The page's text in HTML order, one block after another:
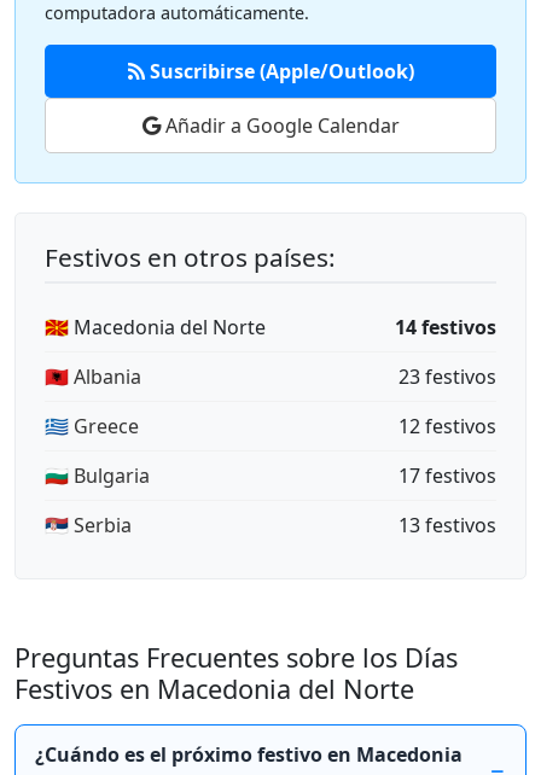
computadora automáticamente.
Suscribirse (Apple/Outlook)
Añadir a Google Calendar
Festivos en otros países:
🇲🇰 Macedonia del Norte
14 festivos
🇦🇱 Albania
23 festivos
🇬🇷 Greece
12 festivos
🇧🇬 Bulgaria
17 festivos
🇷🇸 Serbia
13 festivos
Preguntas Frecuentes sobre los Días
Festivos en Macedonia del Norte
¿Cuándo es el próximo festivo en Macedonia